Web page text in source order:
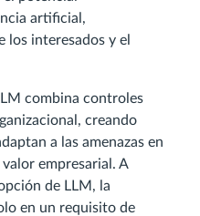
artificial,
los interesados y el
combina controles
creando
a las amenazas en
empresarial. A
de LLM, la
en un requisito de